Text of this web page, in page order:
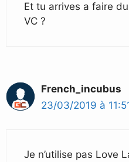
Et tu arrives a faire
VC ?
French_incubus
23/03/2019 à
Je n’utilise pas Love